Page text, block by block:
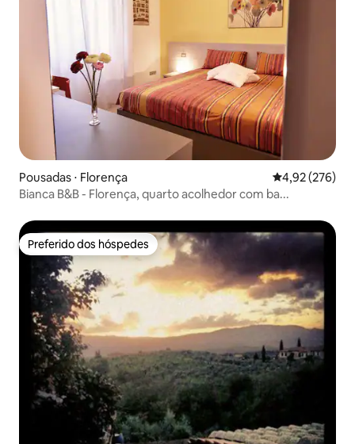
Pousadas ⋅ Florença 4,92 de uma
4,92 (276)
Bianca B&B - Florença, quarto acolhedor com ba...
Preferido dos hóspedes
Preferido dos hóspedes